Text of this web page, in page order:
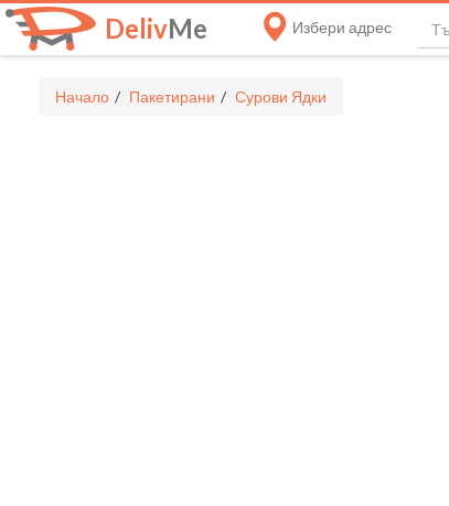
DelivMe Избери адрес
Начало Пакетирани Сурови Ядки